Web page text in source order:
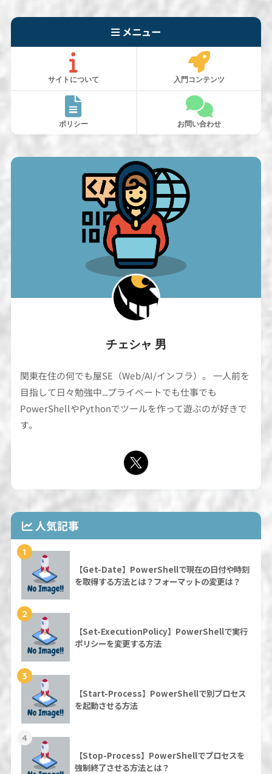
メニュー
サイトについて 入門コンテンツ
ポリシー お問い合わせ
チェシャ 男
関東在住の何でも屋SE（Web/AI/インフラ）。 一人前を
目指して日々勉強中...プライベートでも仕事でも
PowerShellやPythonでツールを作って遊ぶのが好きで
す。
人気記事
1
【Get-Date】PowerShellで現在の日付や時刻
を取得する方法とは？フォーマットの変更は？
2
【Set-ExecutionPolicy】PowerShellで実行
ポリシーを変更する方法
3
【Start-Process】PowerShellで別プロセス
を起動させる方法
4
【Stop-Process】PowerShellでプロセスを
強制終了させる方法とは？